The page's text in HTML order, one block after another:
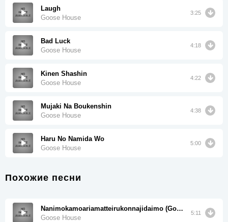
Laugh
Goose House
3:25
Bad Luck
Goose House
4:18
Kinen Shashin
Goose House
4:22
Mujaki Na Boukenshin
Goose House
4:38
Haru No Namida Wo
Goose House
5:00
Похожие песни
Nanimokamoariamatteirukonnajidaimo (Goose house Live House Tour 2017 Tokyo)
Goose House
5:11